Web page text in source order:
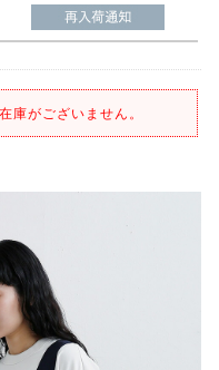
庫がございません。